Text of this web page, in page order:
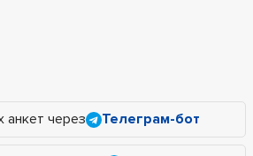
анкет через Телеграм-бот